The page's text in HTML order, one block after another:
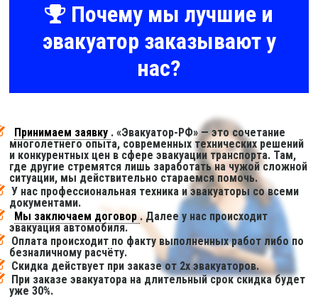
Почему мы лучшие и
эвакуатор заказывают у
нас?
Принимаем заявку . «Эвакуатор-РФ» — это сочетание
многолетнего опыта, современных технических решений
и конкурентных цен в сфере эвакуации транспорта. Там,
где другие стремятся лишь заработать на чужой сложной
ситуации, мы действительно стараемся помочь.
У нас профессиональная техника и эвакуаторы со всеми
документами.
Мы заключаем договор. Далее у нас происходит
эвакуация автомобиля.
Оплата происходит по факту выполненных работ либо по
безналичному расчёту.
Скидка действует при заказе от 2х эвакуаторов.
При заказе эвакуатора на длительный срок скидка будет
уже 30%.